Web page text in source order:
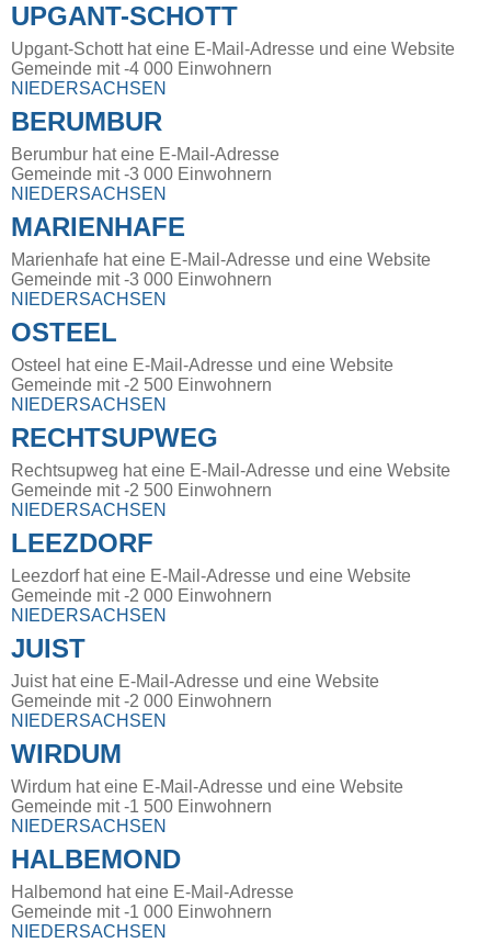
UPGANT-SCHOTT
Upgant-Schott hat eine E-Mail-Adresse und eine Website
Gemeinde mit -4 000 Einwohnern
NIEDERSACHSEN
BERUMBUR
Berumbur hat eine E-Mail-Adresse
Gemeinde mit -3 000 Einwohnern
NIEDERSACHSEN
MARIENHAFE
Marienhafe hat eine E-Mail-Adresse und eine Website
Gemeinde mit -3 000 Einwohnern
NIEDERSACHSEN
OSTEEL
Osteel hat eine E-Mail-Adresse und eine Website
Gemeinde mit -2 500 Einwohnern
NIEDERSACHSEN
RECHTSUPWEG
Rechtsupweg hat eine E-Mail-Adresse und eine Website
Gemeinde mit -2 500 Einwohnern
NIEDERSACHSEN
LEEZDORF
Leezdorf hat eine E-Mail-Adresse und eine Website
Gemeinde mit -2 000 Einwohnern
NIEDERSACHSEN
JUIST
Juist hat eine E-Mail-Adresse und eine Website
Gemeinde mit -2 000 Einwohnern
NIEDERSACHSEN
WIRDUM
Wirdum hat eine E-Mail-Adresse und eine Website
Gemeinde mit -1 500 Einwohnern
NIEDERSACHSEN
HALBEMOND
Halbemond hat eine E-Mail-Adresse
Gemeinde mit -1 000 Einwohnern
NIEDERSACHSEN